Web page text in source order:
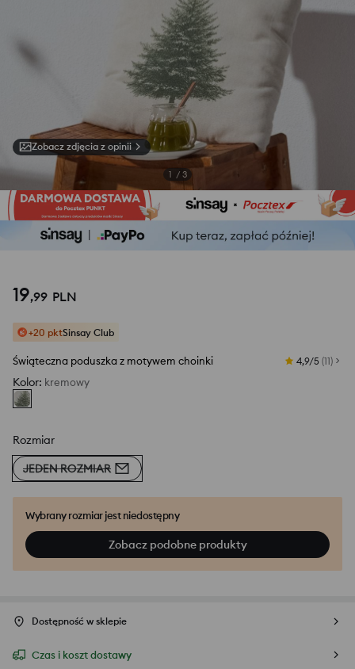
Zobacz zdjęcia z opinii
1 / 3
19,99 PLN
+20 pktSinsay Club
Świąteczna poduszka z motywem choinki 4,9/5 (11)
Kolor: kremowy
Rozmiar
JEDEN ROZMIAR
Wybrany rozmiar jest niedostępny
Zobacz podobne produkty
Dostępność w sklepie
Czas i koszt dostawy